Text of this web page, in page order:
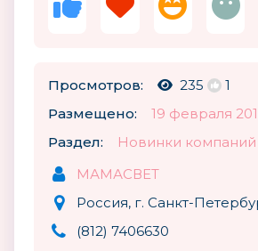
Просмотров: 235
1
Размещено:
19 февраля
Раздел:
Новинки компаний
МАМАСВЕТ
Россия, г. Санкт-
(812) 7406630